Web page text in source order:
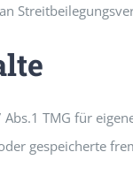
TMG für
gespeicherte